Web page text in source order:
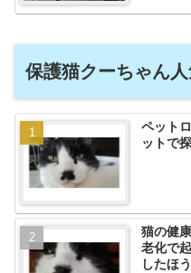
保護猫クーちゃん
ペット
ットで
猫の健
老化で
したほ